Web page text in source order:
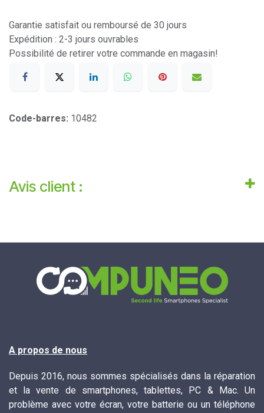
Garantie satisfait ou remboursé de 30 jours
Expédition : 2-3 jours ouvrables
Possibilité de retirer votre commande en magasin!
Code-barres: 10482
Avis client :
A propos de nous
Depuis 2016, nous sommes spécialisés dans la réparation
et la vente de smartphones, tablettes, PC & Mac. Un
problème avec votre écran, votre batterie ou un téléphone